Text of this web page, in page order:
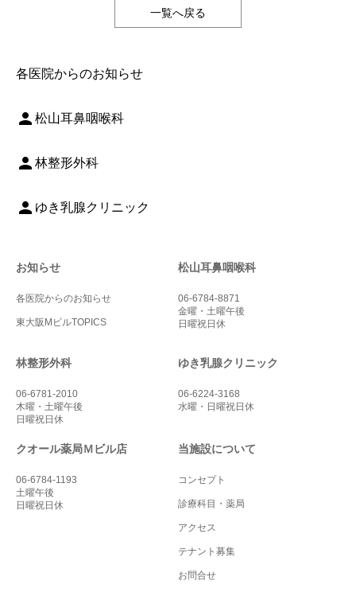
一覧へ戻る
各医院からのお知らせ
person 松山耳鼻咽喉科
person 林整形外科
person ゆき乳腺クリニック
お知らせ
各医院からのお知らせ
東大阪MビルTOPICS
松山耳鼻咽喉科
06-6784-8871
金曜・土曜午後
日曜祝日休
林整形外科
06-6781-2010
木曜・土曜午後
日曜祝日休
ゆき乳腺クリニック
06-6224-3168
水曜・日曜祝日休
クオール薬局Ｍビル店
06-6784-1193
土曜午後
日曜祝日休
当施設について
コンセプト
診療科目・薬局
アクセス
テナント募集
お問合せ